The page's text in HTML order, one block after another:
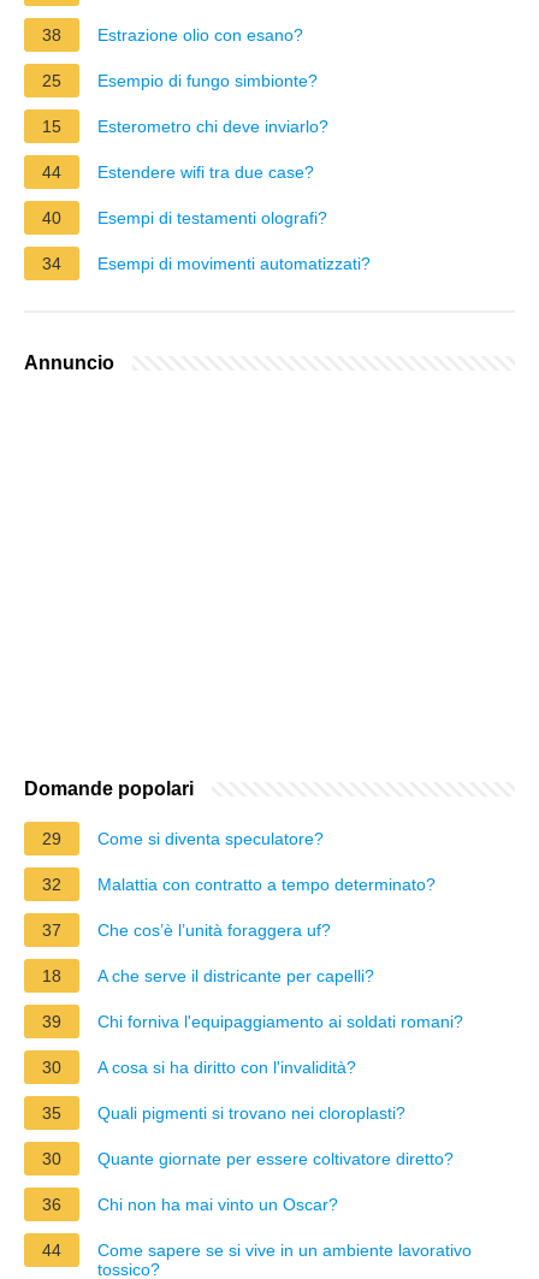
38 Estrazione olio con esano?
25 Esempio di fungo simbionte?
15 Esterometro chi deve inviarlo?
44 Estendere wifi tra due case?
40 Esempi di testamenti olografi?
34 Esempi di movimenti automatizzati?
Annuncio
Domande popolari
29 Come si diventa speculatore?
32 Malattia con contratto a tempo determinato?
37 Che cos’è l’unità foraggera uf?
18 A che serve il districante per capelli?
39 Chi forniva l'equipaggiamento ai soldati romani?
30 A cosa si ha diritto con l'invalidità?
35 Quali pigmenti si trovano nei cloroplasti?
30 Quante giornate per essere coltivatore diretto?
36 Chi non ha mai vinto un Oscar?
44
Come sapere se si vive in un ambiente lavorativo
tossico?